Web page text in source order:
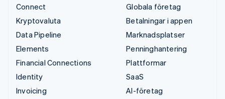
Connect
Kryptovaluta
Data Pipeline
Elements
Financial Connections
Identity
Invoicing
Globala företag
Betalningar i appen
Marknadsplatser
Penninghantering
Plattformar
SaaS
AI-företag